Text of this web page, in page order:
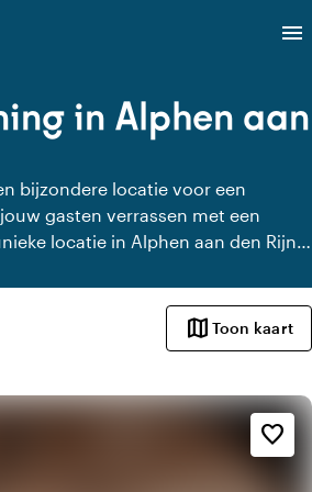
menu
in Alphen aan
bijzondere locatie voor een
gasten verrassen met een
locatie in Alphen aan den Rijn?
je in alle rust kunt dineren. Bekijk
voor een heerlijk verzorgd
map Toon kaart
favorite_border
Sfeer en esthetiek
weekend
Klassiek